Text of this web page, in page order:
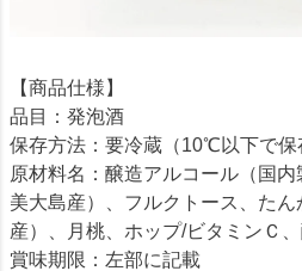
【商品仕様】
品目：発泡酒
保存方法：要冷蔵（10℃以下で保
原材料名：醸造アルコール（国
美大島産）、フルクトース、た
産）、月桃、ホップ/ビタミンＣ
賞味期限：左部に記載